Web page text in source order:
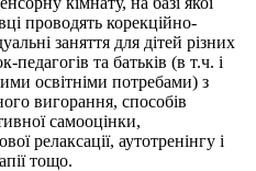
проводять корекційно-
заняття для дітей різних
та батьків (в т.ч. і
освітніми потребами) з
вигорання, способів
самооцінки,
релаксації, аутотренінгу і
тощо.